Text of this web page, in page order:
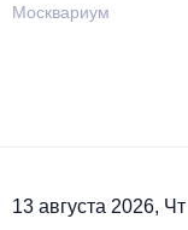
Москвариум
13 августа 2026, Чт